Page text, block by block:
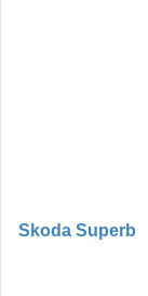
Skoda Superb